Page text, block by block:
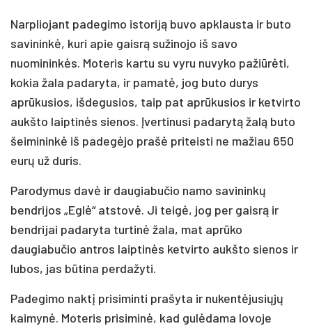
Narpliojant padegimo istoriją buvo apklausta ir buto
savininkė, kuri apie gaisrą sužinojo iš savo
nuomininkės. Moteris kartu su vyru nuvyko pažiūrėti,
kokia žala padaryta, ir pamatė, jog buto durys
aprūkusios, išdegusios, taip pat aprūkusios ir ketvirto
aukšto laiptinės sienos. Įvertinusi padarytą žalą buto
šeimininkė iš padegėjo prašė priteisti ne mažiau 650
eurų už duris.
Parodymus davė ir daugiabučio namo savininkų
bendrijos „Eglė“ atstovė. Ji teigė, jog per gaisrą ir
bendrijai padaryta turtinė žala, mat aprūko
daugiabučio antros laiptinės ketvirto aukšto sienos ir
lubos, jas būtina perdažyti.
Padegimo naktį prisiminti prašyta ir nukentėjusiųjų
kaimynė. Moteris prisiminė, kad gulėdama lovoje